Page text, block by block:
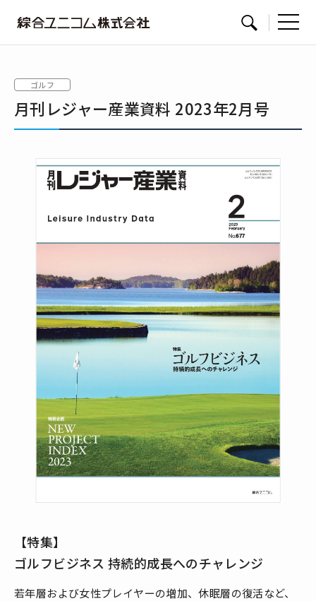
ニ
コ
ム
月刊レジャー産業資料 2023年2月号
ゴルフ
【特集】
ゴルフビジネス 持続的成長へのチャレンジ
若年層および女性プレイヤーの増加、休眠層の復活など、